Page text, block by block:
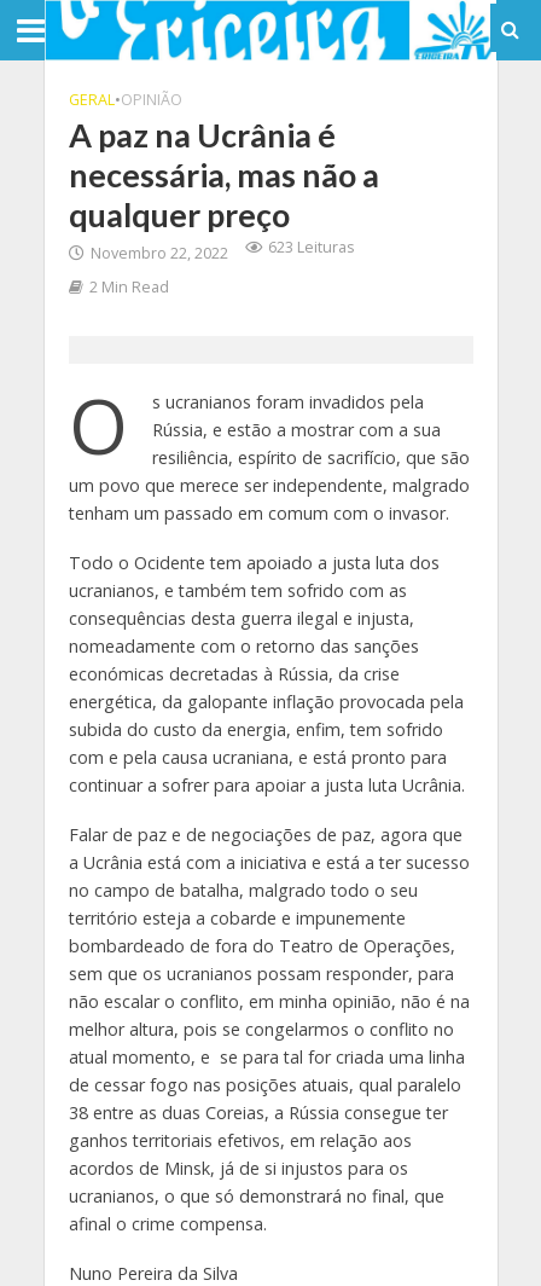
GERAL•OPINIÃO
A paz na Ucrânia é
necessária, mas não a
qualquer preço
Novembro 22, 2022
623 Leituras
2 Min Read
O
s ucranianos foram invadidos pela
Rússia, e estão a mostrar com a sua
resiliência, espírito de sacrifício, que são
um povo que merece ser independente, malgrado
tenham um passado em comum com o invasor.
Todo o Ocidente tem apoiado a justa luta dos
ucranianos, e também tem sofrido com as
consequências desta guerra ilegal e injusta,
nomeadamente com o retorno das sanções
económicas decretadas à Rússia, da crise
energética, da galopante inflação provocada pela
subida do custo da energia, enfim, tem sofrido
com e pela causa ucraniana, e está pronto para
continuar a sofrer para apoiar a justa luta Ucrânia.
Falar de paz e de negociações de paz, agora que
a Ucrânia está com a iniciativa e está a ter sucesso
no campo de batalha, malgrado todo o seu
território esteja a cobarde e impunemente
bombardeado de fora do Teatro de Operações,
sem que os ucranianos possam responder, para
não escalar o conflito, em minha opinião, não é na
melhor altura, pois se congelarmos o conflito no
atual momento, e se para tal for criada uma linha
de cessar fogo nas posições atuais, qual paralelo
38 entre as duas Coreias, a Rússia consegue ter
ganhos territoriais efetivos, em relação aos
acordos de Minsk, já de si injustos para os
ucranianos, o que só demonstrará no final, que
afinal o crime compensa.
Nuno Pereira da Silva